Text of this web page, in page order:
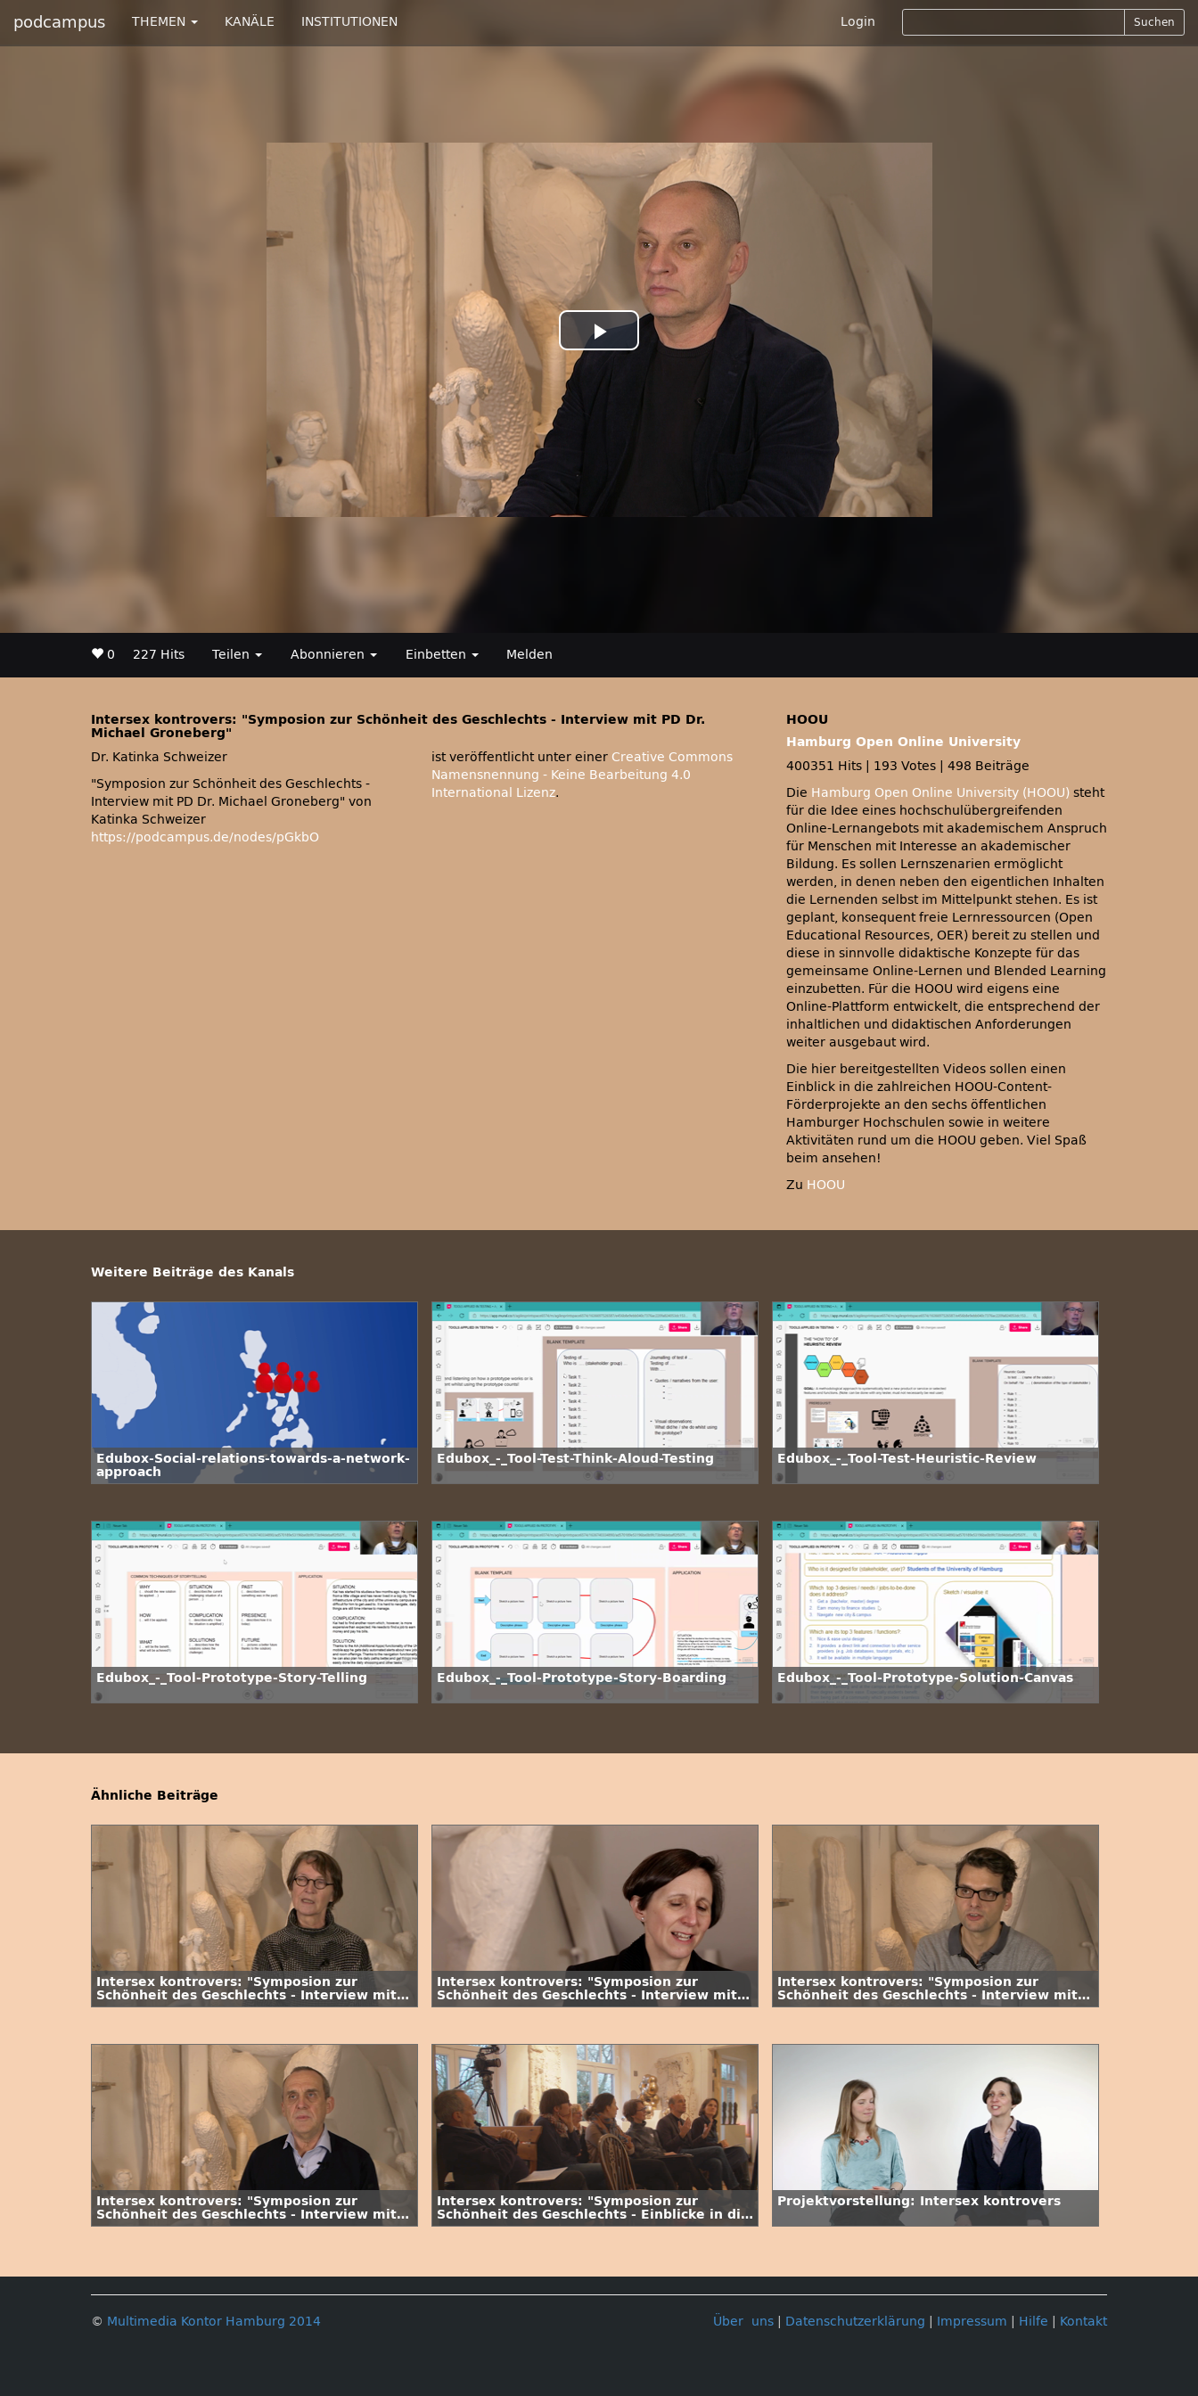
podcampus THEMEN KANÄLE INSTITUTIONEN Login Suchen
Play
0 227 Hits Teilen Abonnieren Einbetten Melden
Intersex kontrovers: "Symposion zur Schönheit des Geschlechts - Interview mit PD Dr.
Michael Groneberg"
Dr. Katinka Schweizer
Symposion zur Schönheit des Geschlechts -
Interview mit PD Dr. Michael Groneberg
von
Katinka Schweizer
https://podcampus.de/nodes/pGkbO
ist veröffentlicht unter einer Creative Commons
Namensnennung - Keine Bearbeitung 4.0
International Lizenz.
HOOU
Hamburg Open Online University
400351 Hits
193 Votes
498 Beiträge
Die Hamburg Open Online University (HOOU) steht
für die Idee eines hochschulübergreifenden
Online-Lernangebots mit akademischem Anspruch
für Menschen mit Interesse an akademischer
Bildung. Es sollen Lernszenarien ermöglicht
werden, in denen neben den eigentlichen Inhalten
die Lernenden selbst im Mittelpunkt stehen. Es ist
geplant, konsequent freie Lernressourcen (Open
Educational Resources, OER) bereit zu stellen und
diese in sinnvolle didaktische Konzepte für das
gemeinsame Online-Lernen und Blended Learning
einzubetten. Für die HOOU wird eigens eine
Online-Plattform entwickelt, die entsprechend der
inhaltlichen und didaktischen Anforderungen
weiter ausgebaut wird.
Die hier bereitgestellten Videos sollen einen
Einblick in die zahlreichen HOOU-Content-
Förderprojekte an den sechs öffentlichen
Hamburger Hochschulen sowie in weitere
Aktivitäten rund um die HOOU geben. Viel Spaß
beim ansehen!
Zu HOOU
Weitere Beiträge des Kanals
Edubox-Social-relations-towards-a-network-
approach
Edubox_-_Tool-Test-Think-Aloud-Testing Edubox_-_Tool-Test-Heuristic-Review
Edubox_-_Tool-Prototype-Story-Telling Edubox_-_Tool-Prototype-Story-Boarding Edubox_-_Tool-Prototype-Solution-Canvas
Ähnliche Beiträge
Intersex kontrovers: "Symposion zur
Schönheit des Geschlechts - Interview mit
Prof. Dr. Konstanze Plett"
Intersex kontrovers: "Symposion zur
Schönheit des Geschlechts - Interview mit
Dr. Katinka Schweizer"
Intersex kontrovers: "Symposion zur
Schönheit des Geschlechts - Interview mit
Fabian Vogler"
Intersex kontrovers: "Symposion zur
Schönheit des Geschlechts - Interview mit
Dr. Will Preuss"
Intersex kontrovers: "Symposion zur
Schönheit des Geschlechts - Einblicke in die
Veranstaltung vom 26.11.2016 im Atelier
Projektvorstellung: Intersex kontrovers
Über uns Datenschutzerklärung Impressum Hilfe Kontakt
© Multimedia Kontor Hamburg 2014